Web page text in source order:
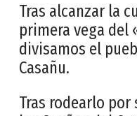
Tras alcanzar la
primera vega del
divisamos el
Casañu.
Tras rodearlo